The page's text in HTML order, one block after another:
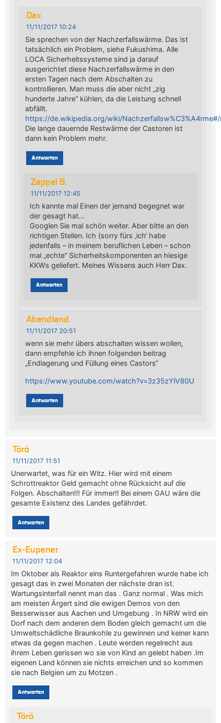
Dax
11/11/2017 10:24
Sie sprechen von der Nachzerfallswärme. Das ist
tatsächlich ein Problem, siehe Fukushima. Alle
LOCA Sicherheitssysteme sind ja darauf
ausgerichtet diese Nachzerfallswärme in den
ersten Tagen nach dem Abschalten zu
kontrollieren. Man muss die aber nicht „zig
hunderte Jahre“ kühlen, da die Leistung schnell
abfällt.
https://de.wikipedia.org/wiki/Nachzerfallsw%C3%A4rme#/
Die lange dauernde Restwärme der Castoren ist
dann kein Problem mehr.
Antworten
Zappel B.
11/11/2017 12:45
Ich kannte mal Einen der jemand begegnet war
der gesagt hat…
Googlen Sie mal schön weiter. Aber bitte an den
richtigen Stellen. Ich (sorry fürs ‚ich‘ habe
jedenfalls – in meinem beruflichen Leben – schon
mal „echte“ Sicherheitskomponenten an hiesige
KKWs geliefert. Meines Wissens auch Herr Dax.
Antworten
Abendland
11/11/2017 20:51
wenn sie mehr übers abschalten wissen wollen,
dann empfehle ich ihnen folgenden beitrag
„Endlagerung und Füllung eines Castors“
https://www.youtube.com/watch?v=3z35zYlV80U
Antworten
Törö
11/11/2017 11:51
Unerwartet, was für ein Witz. Hier wird mit einem
Schrottreaktor Geld gemacht ohne Rücksicht auf die
Folgen. Abschalten!!! Für immer!! Bei einem GAU wäre die
gesamte Existenz des Landes gefährdet.
Antworten
Ex-Eupener
11/11/2017 12:04
Im Oktober als Reaktor eins Runtergefahren wurde habe ich
gesagt das in zwei Monaten der nächste dran ist.
Wartungsinterfall nennt man das . Ganz normal . Was mich
am meisten Ärgert sind die ewigen Demos von den
Besserwisser aus Aachen und Umgebung . In NRW wird ein
Dorf nach dem anderen dem Boden gleich gemacht um die
Umweltschädliche Braunkohle zu gewinnen und keiner kann
etwas da gegen machen . Leute werden regelrecht aus
ihrem Leben gerissen wo sie von Kind an gelebt haben .Im
eigenen Land können sie nichts erreichen und so kommen
sie nach Belgien um zu Motzen .
Antworten
Törö